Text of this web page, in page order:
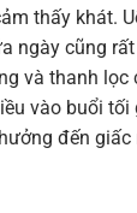
thấy khát.
ngày cũng
và thanh lọc
vào buổi tối
đến giấc